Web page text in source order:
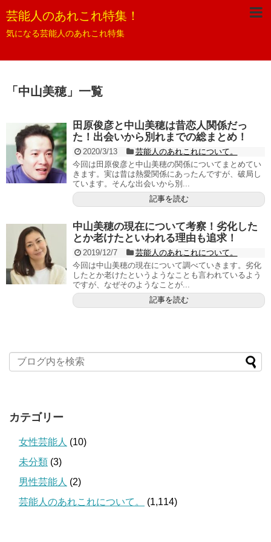
芸能人のあれこれ特集！
気になる芸能人のあれこれ特集
「 中山美穂」 一覧
田原俊彦と中山美穂は昔恋人関係だっ
た！出会いから別れまでの総まとめ！
2020/3/13
芸能人のあれこれについて。
今回は田原俊彦と中山美穂の関係についてまとめてい
きます。実は昔は熱愛関係にあったんですが、破局し
ています。そんな出会いから別...
記事を読む
中山美穂の現在について考察！劣化した
とか老けたといわれる理由も追求！
2019/12/7
芸能人のあれこれについて。
今回は中山美穂の現在について調べていきます。劣化
したとか老けたというようなことも言われているよう
ですが、なぜそのようなことが...
記事を読む
カテゴリー
女性芸能人 (10)
未分類 (3)
男性芸能人 (2)
芸能人のあれこれについて。
(1,114)